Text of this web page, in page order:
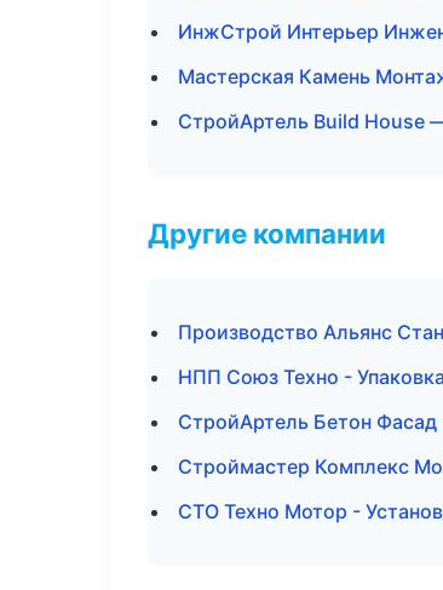
ИнжСтрой Интерьер
Мастерская Камень
СтройАртель Build House
Другие компании
Производство Альянс
НПП Союз Техно -
СтройАртель Бетон
Строймастер Комплекс
СТО Техно Мотор -